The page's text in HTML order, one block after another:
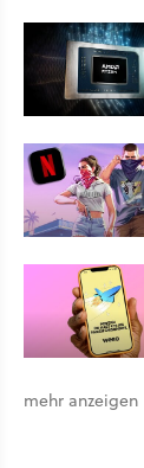
mehr anzeigen